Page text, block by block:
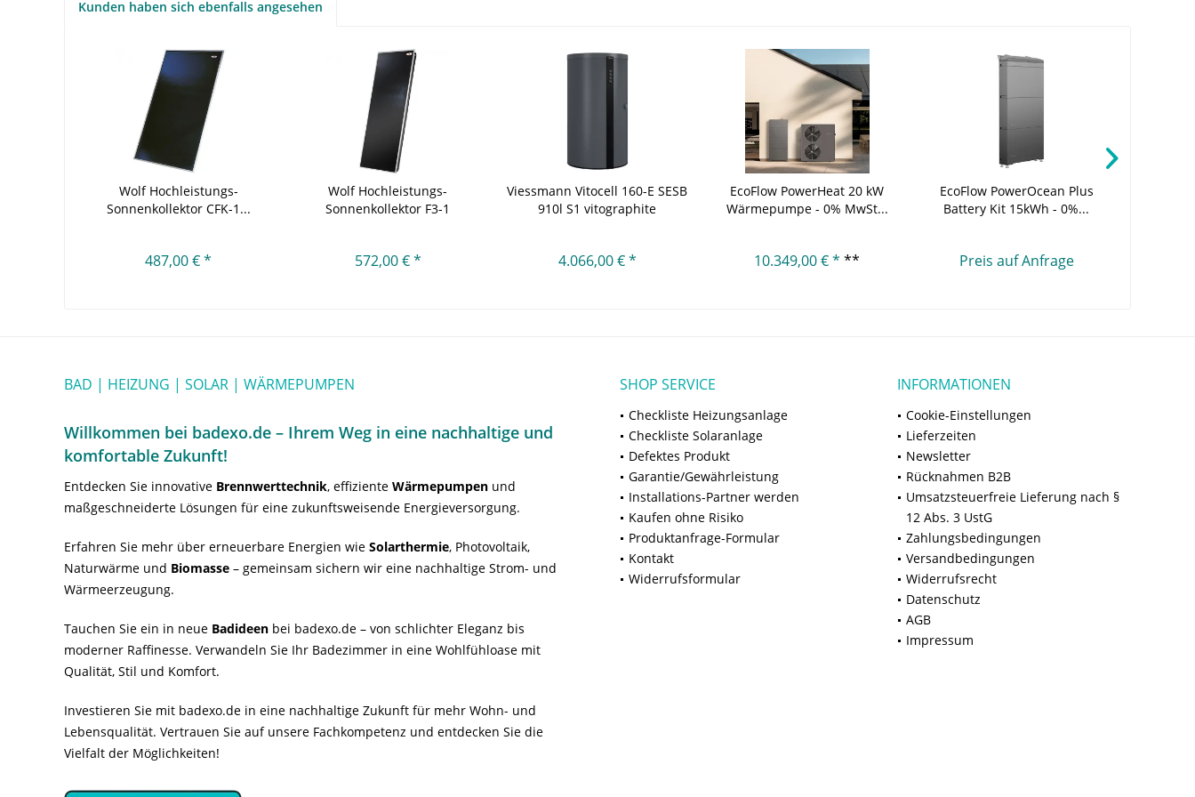
Kunden haben sich ebenfalls angesehen
Wolf Hochleistungs-
Sonnenkollektor CFK-1...
487,00 € *
Wolf Hochleistungs-
Sonnenkollektor F3-1
572,00 € *
Viessmann Vitocell 160-E SESB
910l S1 vitographite
4.066,00 € *
EcoFlow PowerHeat 20 kW
Wärmepumpe - 0% MwSt...
10.349,00 € * **
EcoFlow PowerOcean Plus
Battery Kit 15kWh - 0%...
Preis auf Anfrage
BAD | HEIZUNG | SOLAR | WÄRMEPUMPEN
Willkommen bei badexo.de – Ihrem Weg in eine nachhaltige und
komfortable Zukunft!
Entdecken Sie innovative Brennwerttechnik, effiziente Wärmepumpen und
maßgeschneiderte Lösungen für eine zukunftsweisende Energieversorgung.
Erfahren Sie mehr über erneuerbare Energien wie Solarthermie, Photovoltaik,
Naturwärme und Biomasse – gemeinsam sichern wir eine nachhaltige Strom- und
Wärmeerzeugung.
Tauchen Sie ein in neue Badideen bei badexo.de – von schlichter Eleganz bis
moderner Raffinesse. Verwandeln Sie Ihr Badezimmer in eine Wohlfühloase mit
Qualität, Stil und Komfort.
Investieren Sie mit badexo.de in eine nachhaltige Zukunft für mehr Wohn- und
Lebensqualität. Vertrauen Sie auf unsere Fachkompetenz und entdecken Sie die
Vielfalt der Möglichkeiten!
SHOP SERVICE
Checkliste Heizungsanlage
Checkliste Solaranlage
Defektes Produkt
Garantie/Gewährleistung
Installations-Partner werden
Kaufen ohne Risiko
Produktanfrage-Formular
Kontakt
Widerrufsformular
INFORMATIONEN
Cookie-Einstellungen
Lieferzeiten
Newsletter
Rücknahmen B2B
Umsatzsteuerfreie Lieferung nach §
12 Abs. 3 UstG
Zahlungsbedingungen
Versandbedingungen
Widerrufsrecht
Datenschutz
AGB
Impressum